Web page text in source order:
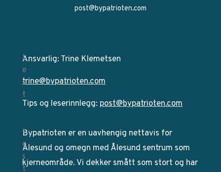
post@bypatrioten.com
Ansvarlig: Trine Klemetsen
trine@bypatrioten.com
Tips og leserinnlegg: post@bypatrioten.com
Bypatrioten er en uavhengig nettavis for
Ålesund og omegn med Ålesund sentrum som
kjerneområde. Vi dekker smått som stort og har